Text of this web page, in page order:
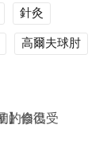
針灸
高爾夫球肘